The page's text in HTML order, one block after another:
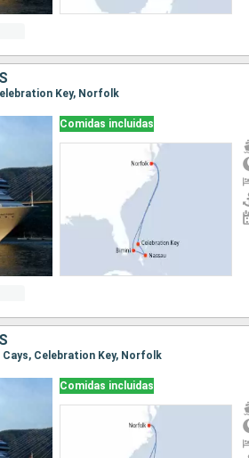
Key, Norfolk
Comidas incluidas
Celebration Key, Norfolk
Comidas incluidas